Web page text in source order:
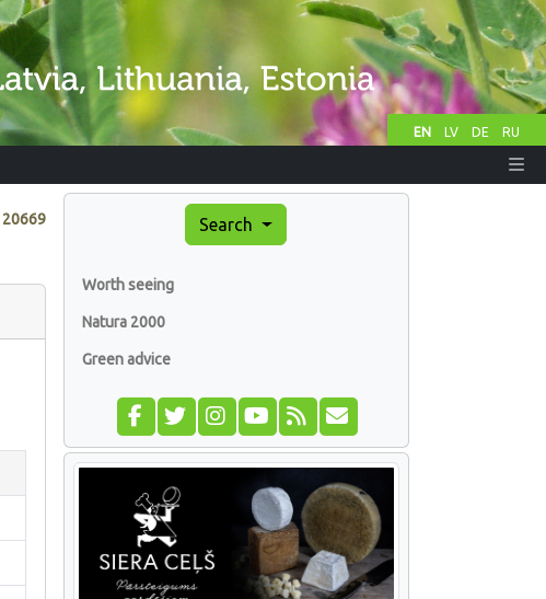
EN LV DE RU
20669 Search
Worth seeing
Natura 2000
Green advice